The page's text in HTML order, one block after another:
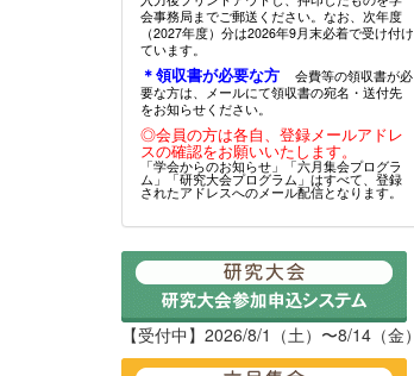
会事務局までご郵送ください。なお、次年度
（2027年度）分は2026年9月末必着で受け付け
ています。
＊領収書が必要な方
会費等の領収書が必
要な方は、メールにて領収書の宛名・送付先
をお知らせください。
◎会員の方は各自、登録メールアドレ
スの確認をお願いいたします。
「学会からのお知らせ」「六月集会プログラ
ム」「研究大会プログラム」はすべて、登録
されたアドレスへのメール配信となります。
【受付中】2026/8/1（土）〜8/14（金）